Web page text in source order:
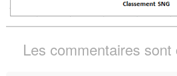
Les commentaires sont